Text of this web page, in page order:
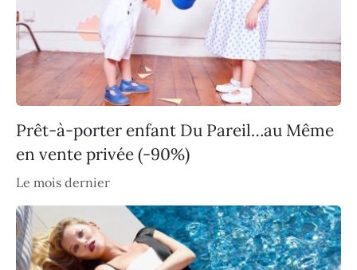
Prêt-à-porter enfant Du Pareil…au Même
en vente privée (-90%)
Le mois dernier